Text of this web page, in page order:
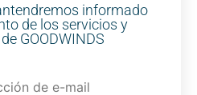
informado
de los servicios y
GOODWINDS